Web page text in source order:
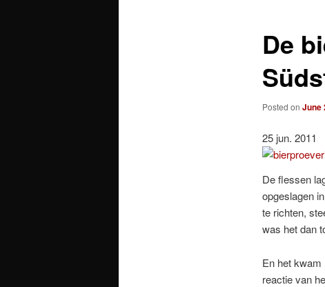
De
Posted on June
25 jun. 2011
De flessen
opgeslagen
te richten,
was het dan
En het
reactie van